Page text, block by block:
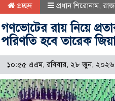
প্রচ্ছদ প্রধান শিরোনাম,
গণভোটের রায় নিয়ে
পরিণতি হবে তারেক
১০:৫৫ এএম, রবিবার, ২৮ জুন, ২০২৬